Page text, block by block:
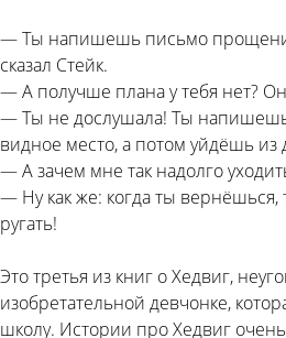
— Ты напишешь письмо
сказал Стейк.
— А получше плана у тебя нет?
— Ты не дослушала! Ты
видное место, а потом уйдёшь из
— А зачем мне так надолго
— Ну как же: когда ты вернёшься,
ругать!
Это третья из книг о Хедвиг,
изобретательной девчонке,
школу. Истории про Хедвиг